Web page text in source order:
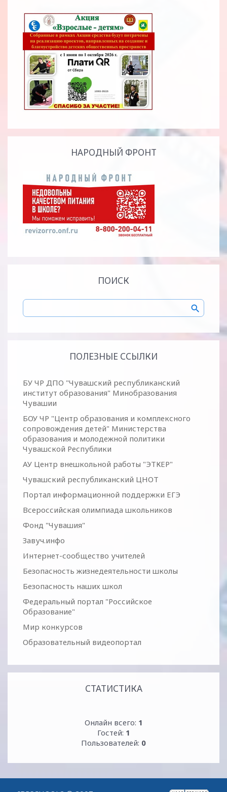
НАРОДНЫЙ ФРОНТ
ПОИСК
ПОЛЕЗНЫЕ ССЫЛКИ
БУ ЧР ДПО "Чувашский республиканский
институт образования" Минобразования
Чувашии
БОУ ЧР "Центр образования и комплексного
сопровождения детей" Министерства
образования и молодежной политики
Чувашской Республики
АУ Центр внешкольной работы "ЭТКЕР"
Чувашский республиканский ЦНОТ
Портал информационной поддержки ЕГЭ
Всероссийская олимпиада школьников
Фонд "Чувашия"
Завуч.инфо
Интернет-сообщество учителей
Безопасность жизнедеятельности школы
Безопасность наших школ
Федеральный портал "Российское
Образование"
Мир конкурсов
Образовательный видеопортал
СТАТИСТИКА
Онлайн всего: 1
Гостей: 1
Пользователей: 0